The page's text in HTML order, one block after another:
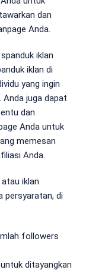
dan
Anda.
iklan
iklan di
yang ingin
juga dapat
dan
Anda untuk
memesan
Anda.
iklan
persyaratan, di
followers
ditayangkan